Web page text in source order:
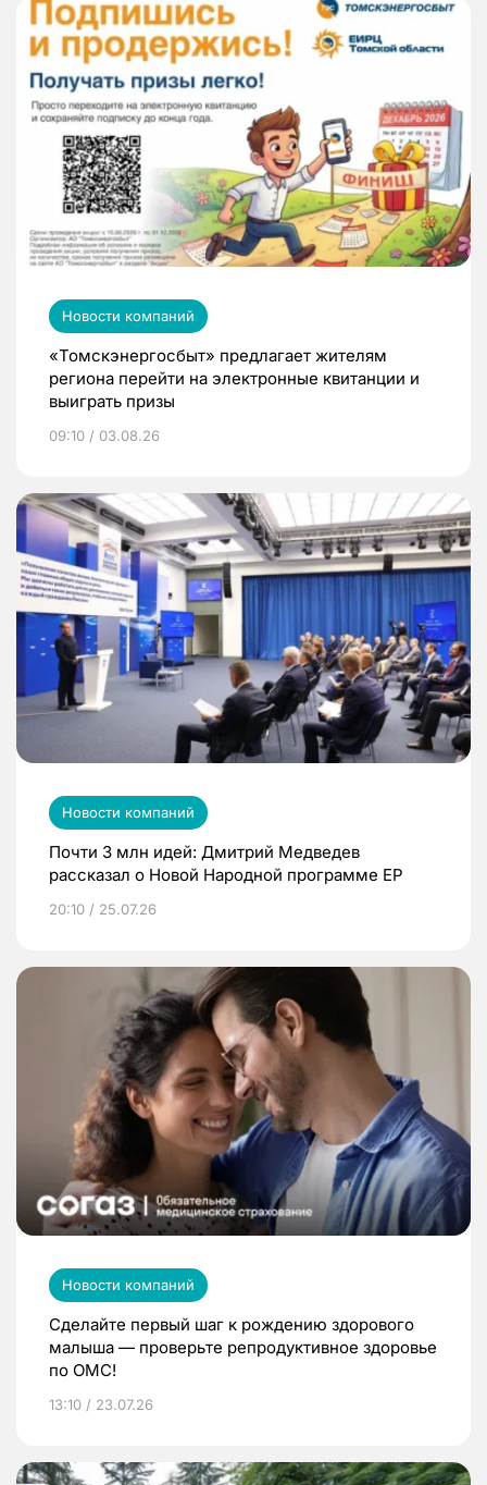
Новости компаний
«Томскэнергосбыт» предлагает жителям
региона перейти на электронные квитанции и
выиграть призы
09:10 / 03.08.26
Новости компаний
Почти 3 млн идей: Дмитрий Медведев
рассказал о Новой Народной программе ЕР
20:10 / 25.07.26
Новости компаний
Сделайте первый шаг к рождению здорового
малыша — проверьте репродуктивное здоровье
по ОМС!
13:10 / 23.07.26